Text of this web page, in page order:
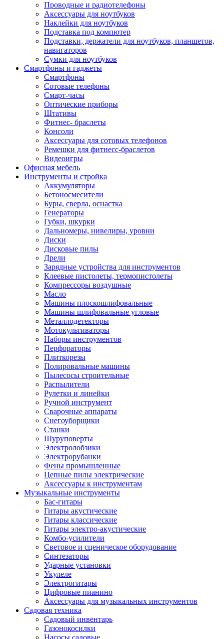
Проводные и радиотелефоны
Аксессуары для ноутбуков
Наклейки для ноутбуков
Подставка под компютер
Подставки, держатели для ноутбуков, планшетов,
навигаторов
Сумки для ноутбуков
Смартфоны и гаджеты
Смартфоны
Сотовые телефоны
Смарт-часы
Оптические приборы
Штативы
Фитнес- браслеты
Консоли
Аксессуары для сотовых телефонов
Ремешки для фитнесс-браслетов
Видеоигры
Офисная мебель
Инструменты и стройка
Аккумуляторы
Бетоносмесители
Буры, сверла, оснастка
Генераторы
Губки, шкурки
Дальномеры, нивелиры, уровни
Диски
Дисковые пилы
Дрели
Зарядные устройства для инструментов
Клеевые пистолеты, термопистолеты
Компрессоры воздушные
Масло
Машины плоскошлифовальные
Машины шлифовальные угловые
Металлодетекторы
Мотокультиваторы
Наборы инструментов
Перфораторы
Плиткорезы
Полировальные машины
Пылесосы строительные
Распылители
Рулетки и линейки
Ручной инструмент
Сварочные аппараты
Снегоуборщики
Станки
Шуруповерты
Электролобзики
Электрорубанки
Фены промышленные
Цепные пилы электрические
Аксессуары к инструментам
Музыкальные инструменты
Бас-гитары
Гитары акустические
Гитары классические
Гитары электро-акустические
Комбо-усилители
Световое и сценическое оборудование
Синтезаторы
Ударные установки
Укулеле
Электрогитары
Цифровые пианино
Аксессуары для музыкальных инструментов
Садовая техника
Садовый инвентарь
Газонокосилки
Насосы садовые